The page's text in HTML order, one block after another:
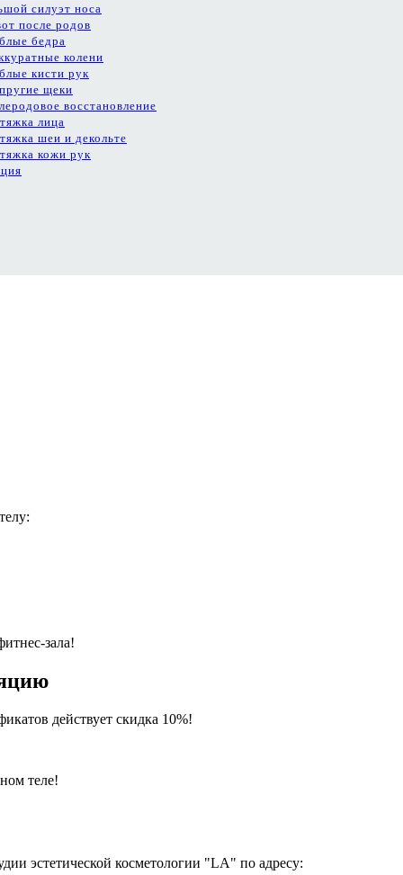
силуэт носа
после родов
бедра
колени
кисти рук
щеки
восстановление
лица
шеи и декольте
кожи рук
зала!
действует скидка 10%!
теле!
эстетической косметологии "LA" по адресу: